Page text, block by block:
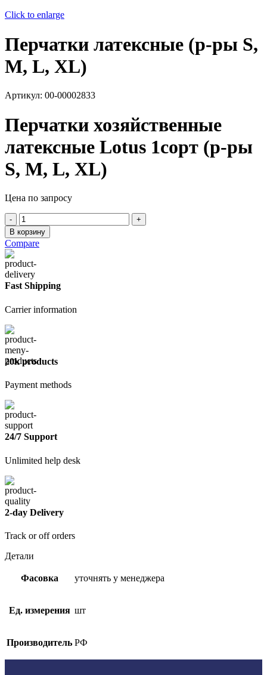
Click to enlarge
Перчатки латексные (р-ры S,
M, L, XL)
Артикул: 00-00002833
Перчатки хозяйственные
латексные Lotus 1сорт (р-ры
S, M, L, XL)
Цена по запросу
Количество
товара
Перчатки
латексные
(р-
ры
S,
XL)
В корзину
Compare
Fast Shipping
Carrier information
20k products
Payment methods
24/7 Support
Unlimited help desk
2-day Delivery
Track or off orders
Детали
Фасовка уточнять у менеджера
Ед. измерения шт
Производитель РФ